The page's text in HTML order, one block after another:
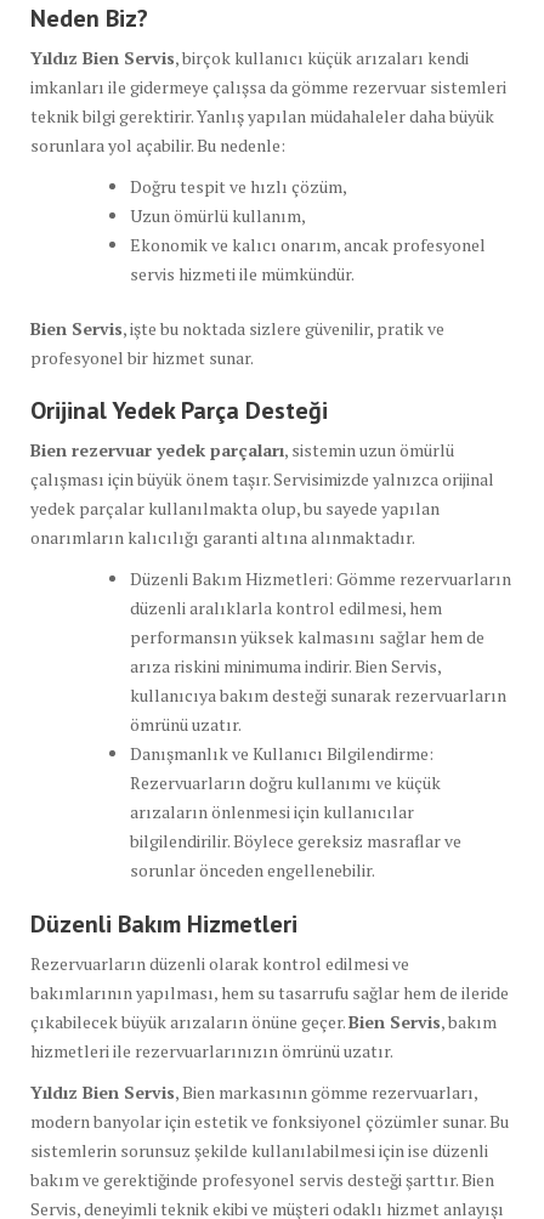
Neden Biz?
Yıldız Bien Servis, birçok kullanıcı küçük arızaları kendi
imkanları ile gidermeye çalışsa da gömme rezervuar sistemleri
teknik bilgi gerektirir. Yanlış yapılan müdahaleler daha büyük
sorunlara yol açabilir. Bu nedenle:
Doğru tespit ve hızlı çözüm,
Uzun ömürlü kullanım,
Ekonomik ve kalıcı onarım, ancak profesyonel
servis hizmeti ile mümkündür.
Bien Servis, işte bu noktada sizlere güvenilir, pratik ve
profesyonel bir hizmet sunar.
Orijinal Yedek Parça Desteği
Bien rezervuar yedek parçaları, sistemin uzun ömürlü
çalışması için büyük önem taşır. Servisimizde yalnızca orijinal
yedek parçalar kullanılmakta olup, bu sayede yapılan
onarımların kalıcılığı garanti altına alınmaktadır.
Düzenli Bakım Hizmetleri: Gömme rezervuarların
düzenli aralıklarla kontrol edilmesi, hem
performansın yüksek kalmasını sağlar hem de
arıza riskini minimuma indirir. Bien Servis,
kullanıcıya bakım desteği sunarak rezervuarların
ömrünü uzatır.
Danışmanlık ve Kullanıcı Bilgilendirme:
Rezervuarların doğru kullanımı ve küçük
arızaların önlenmesi için kullanıcılar
bilgilendirilir. Böylece gereksiz masraflar ve
sorunlar önceden engellenebilir.
Düzenli Bakım Hizmetleri
Rezervuarların düzenli olarak kontrol edilmesi ve
bakımlarının yapılması, hem su tasarrufu sağlar hem de ileride
çıkabilecek büyük arızaların önüne geçer.Bien Servis, bakım
hizmetleri ile rezervuarlarınızın ömrünü uzatır.
Yıldız Bien Servis, Bien markasının gömme rezervuarları,
modern banyolar için estetik ve fonksiyonel çözümler sunar. Bu
sistemlerin sorunsuz şekilde kullanılabilmesi için ise düzenli
bakım ve gerektiğinde profesyonel servis desteği şarttır. Bien
Servis, deneyimli teknik ekibi ve müşteri odaklı hizmet anlayışı